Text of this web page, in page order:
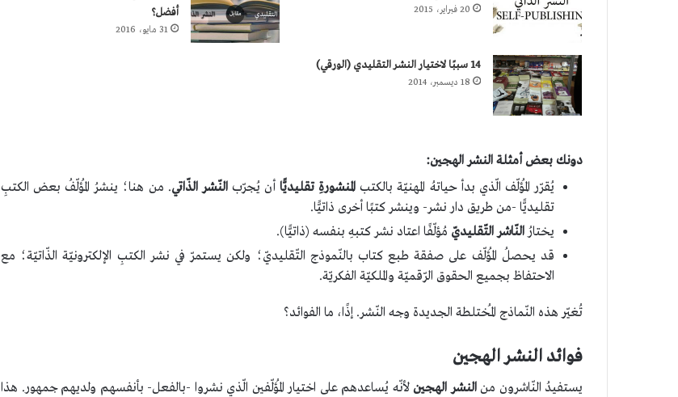
20 فبراير، 2015
أفضل؟
31 مايو، 2016
14 سببًا لاختيار النشر التقليدي (الورقي)
18 ديسمبر، 2014
دونك بعض أمثلة النشر الهجين:
يُقرّر المُؤلّف الّذي بدأ حياتهُ المهنيّة بالكتب المنشورةِ تقليديًّاأن يُجرّبالنّشر الذّاتي. من هنا؛ ينشرُ المُؤلّفُ بعض الكتبِ
تقليديًّا -من طريق دار نشر- وينشر كتبًا أخرى ذاتيًّا.
يختارُ النّاشر التّقليديّ مُؤلّفًا اعتاد نشر كتبهِ بنفسه (ذاتيًّا).
قد يحصلُ المُؤلّف على صفقة طبع كتاب بالنّموذج التّقليديّ؛ ولكن يستمرّ في نشر الكتبِ الإلكترونيّة الذّاتيّة؛ مع
الاحتفاظ بجميع الحقوق الرّقميّة والملكيّة الفكريّة.
تُغيّر هذه النّماذج المُختلطة الجديدة وجه النّشر. إذًا، ما الفوائد؟
فوائد النشر الهجين
يستفيدُ النّاشرون منالنشر الهجين لأنّه يُساعدهم على اختيار المُؤلّفين الّذي نشروا -بالفعل- بأنفسهم ولديهم جمهور. هذا